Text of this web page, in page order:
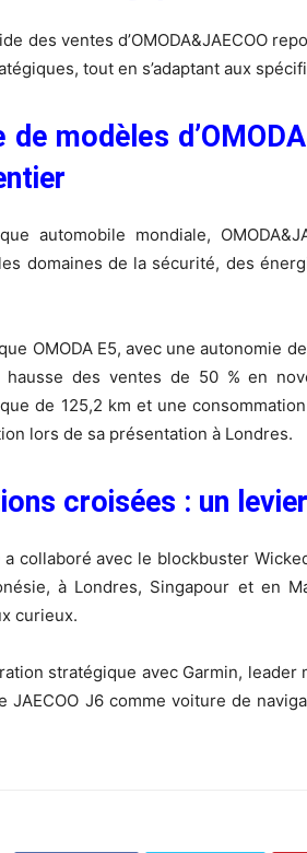
des ventes d’OMODA&JAECOO
tout en s’adaptant aux
modèles
automobile mondiale,
domaines de la sécurité, des
OMODA E5, avec une autonomie
des ventes de 50 % en
de 125,2 km et une
lors de sa présentation à Londres.
croisées : un
a collaboré avec le blockbuster
à Londres, Singapour et en
curieux.
stratégique avec Garmin,
JAECOO J6 comme voiture de